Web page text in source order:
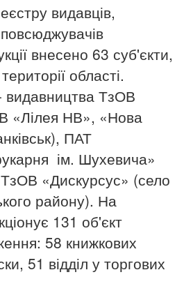
видавців,
внесено 63 суб'єкти,
області.
видавництва ТзОВ
«Лілея НВ», «Нова
ПАТ
ім. Шухевича»
«Дискурсус» (село
району). На
131 об'єкт
58 книжкових
51 відділ у торгових